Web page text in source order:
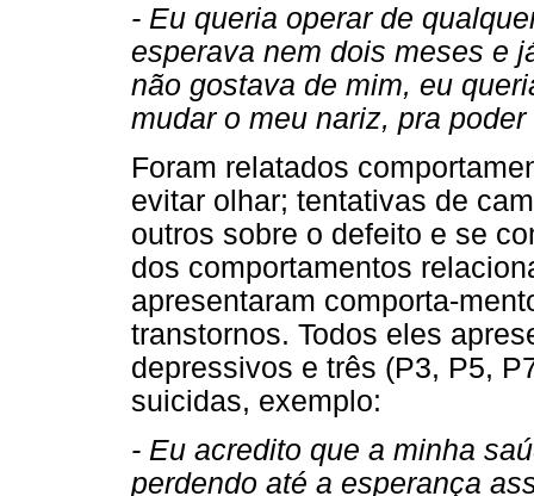
- Eu queria operar de
esperava nem dois meses e
não gostava de mim, eu
mudar o meu nariz, pra
Foram relatados
evitar olhar; tentativas de
outros sobre o defeito e se
dos comportamentos
apresentaram comporta-
transtornos. Todos eles
depressivos e três (P3, P5,
suicidas, exemplo:
- Eu acredito que a minha
perdendo até a esperança